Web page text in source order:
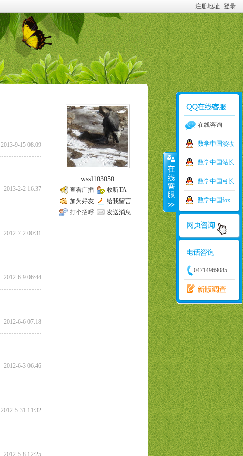
注册地址 登录
2013-9-15 08:09
2013-2-2 16:37
2012-7-2 00:31
2012-6-9 06:44
2012-6-6 07:18
2012-6-3 06:46
2012-5-31 11:32
2012-5-8 12:25
wssl103050
查看广播
收听TA
加为好友
给我留言
打个招呼
发送消息
在线咨询
数学中国淡妆
数学中国站长
数学中国弓长
数学中国fox
04714969085